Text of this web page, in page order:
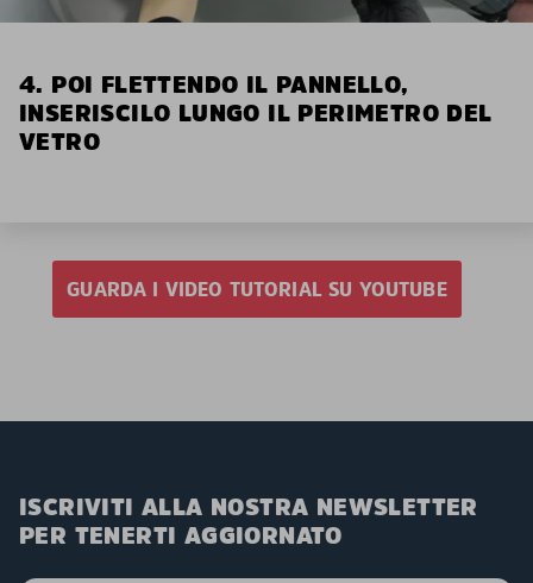
4. POI FLETTENDO IL PANNELLO,
INSERISCILO LUNGO IL PERIMETRO DEL
VETRO
GUARDA I VIDEO TUTORIAL SU YOUTUBE
ISCRIVITI ALLA NOSTRA NEWSLETTER
PER TENERTI AGGIORNATO